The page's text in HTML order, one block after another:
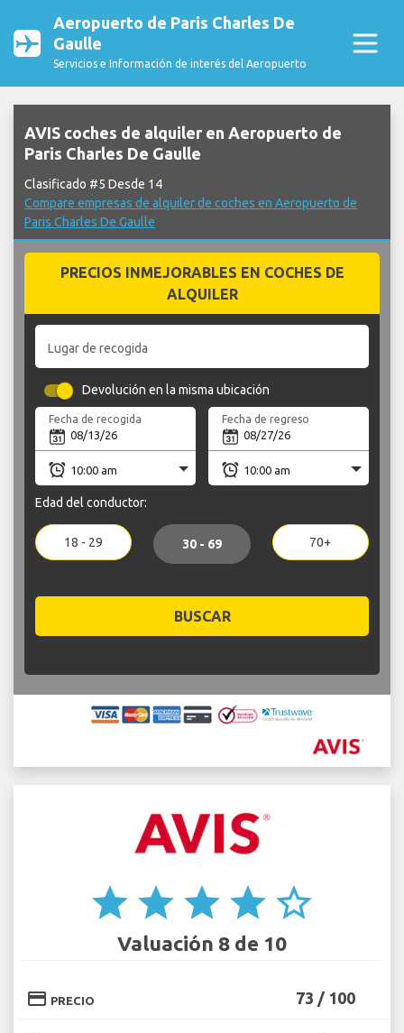
Aeropuerto de Paris Charles De
Gaulle
Servicios e Información de interés del Aeropuerto
AVIS coches de alquiler en Aeropuerto de
Paris Charles De Gaulle
Clasificado #5 Desde 14
Compare empresas de alquiler de coches en Aeropuerto de
Paris Charles De Gaulle
PRECIOS INMEJORABLES EN COCHES DE
ALQUILER
Lugar de recogida
Devolución en la misma ubicación
Fecha de recogida Fecha de regreso
Edad del conductor:
18 - 29 30 - 69 70+
BUSCAR
star star star star star_border
Valuación 8 de 10
credit_card PRECIO 73 / 100